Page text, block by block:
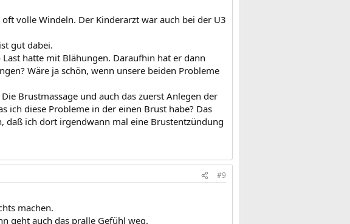
volle Windeln. Der Kinderarzt war auch bei der U3
gut dabei.
hatte mit Blähungen. Daraufhin hat er dann
Wäre ja schön, wenn unsere beiden Probleme
Brustmassage und auch das zuerst Anlegen der
ich diese Probleme in der einen Brust habe? Das
daß ich dort irgendwann mal eine Brustentzündung
#9
machen.
geht auch das pralle Gefühl weg.